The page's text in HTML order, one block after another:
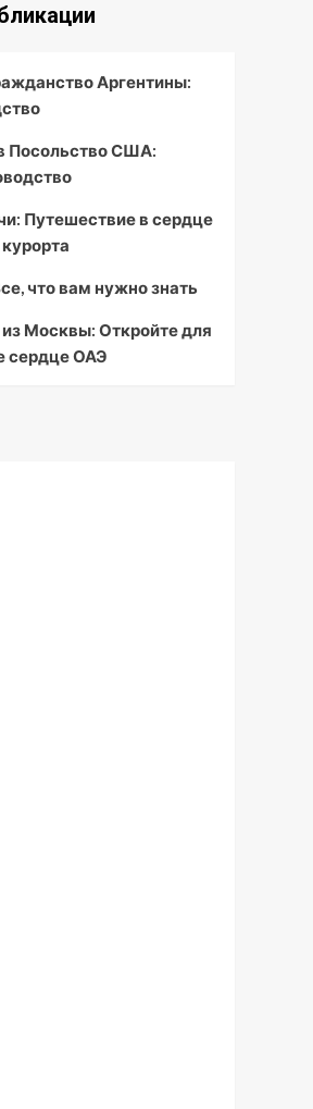
Аргентины:
Посольство США:
Путешествие в сердце
что вам нужно знать
Москвы: Откройте для
сердце ОАЭ